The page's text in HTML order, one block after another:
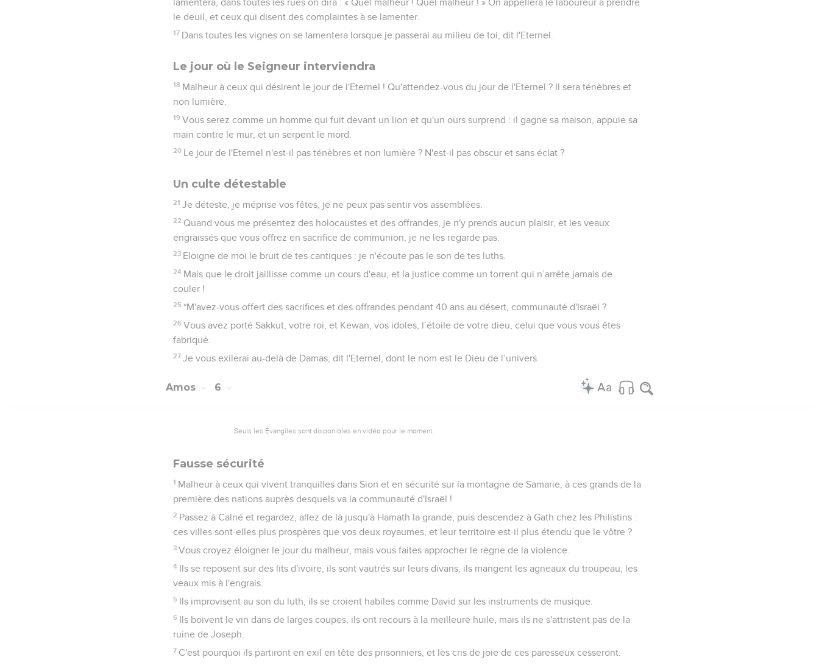
lamentera, dans toutes les rues on dira : « Quel malheur ! Quel malheur ! » On appellera le laboureur à prendre
le deuil, et ceux qui disent des complaintes à se lamenter.
17 Dans toutes les vignes on se lamentera lorsque je passerai au milieu de toi, dit l'Eternel.
Le jour où le Seigneur interviendra
18 Malheur à ceux qui désirent le jour de l'Eternel ! Qu'attendez-vous du jour de l'Eternel ? Il sera ténèbres et
non lumière.
19 Vous serez comme un homme qui fuit devant un lion et qu'un ours surprend : il gagne sa maison, appuie sa
main contre le mur, et un serpent le mord.
20 Le jour de l'Eternel n'est-il pas ténèbres et non lumière ? N'est-il pas obscur et sans éclat ?
Un culte détestable
21 Je déteste, je méprise vos fêtes, je ne peux pas sentir vos assemblées.
22 Quand vous me présentez des holocaustes et des offrandes, je n'y prends aucun plaisir, et les veaux
engraissés que vous offrez en sacrifice de communion, je ne les regarde pas.
23 Eloigne de moi le bruit de tes cantiques : je n'écoute pas le son de tes luths.
24 Mais que le droit jaillisse comme un cours d'eau, et la justice comme un torrent qui n’arrête jamais de
couler !
25 *M'avez-vous offert des sacrifices et des offrandes pendant 40 ans au désert, communauté d'Israël ?
26 Vous avez porté Sakkut, votre roi, et Kewan, vos idoles, l’étoile de votre dieu, celui que vous vous êtes
fabriqué.
27 Je vous exilerai au-delà de Damas, dit l'Eternel, dont le nom est le Dieu de l’univers.
Amos 6
Seuls les Évangiles sont disponibles en vidéo pour le moment.
Fausse sécurité
1 Malheur à ceux qui vivent tranquilles dans Sion et en sécurité sur la montagne de Samarie, à ces grands de la
première des nations auprès desquels va la communauté d'Israël !
2 Passez à Calné et regardez, allez de là jusqu'à Hamath la grande, puis descendez à Gath chez les Philistins :
ces villes sont-elles plus prospères que vos deux royaumes, et leur territoire est-il plus étendu que le vôtre ?
3 Vous croyez éloigner le jour du malheur, mais vous faites approcher le règne de la violence.
4 Ils se reposent sur des lits d'ivoire, ils sont vautrés sur leurs divans, ils mangent les agneaux du troupeau, les
veaux mis à l'engrais.
5 Ils improvisent au son du luth, ils se croient habiles comme David sur les instruments de musique.
6 Ils boivent le vin dans de larges coupes, ils ont recours à la meilleure huile, mais ils ne s'attristent pas de la
ruine de Joseph.
7 C'est pourquoi ils partiront en exil en tête des prisonniers, et les cris de joie de ces paresseux cesseront.